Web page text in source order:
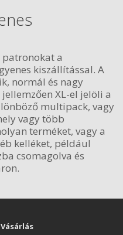
patronokat a
kiszállítással. A
normál és nagy
XL-el jelöli a
multipack, vagy
vagy több
terméket, vagy a
kelléket, például
csomagolva és
Vásárlás